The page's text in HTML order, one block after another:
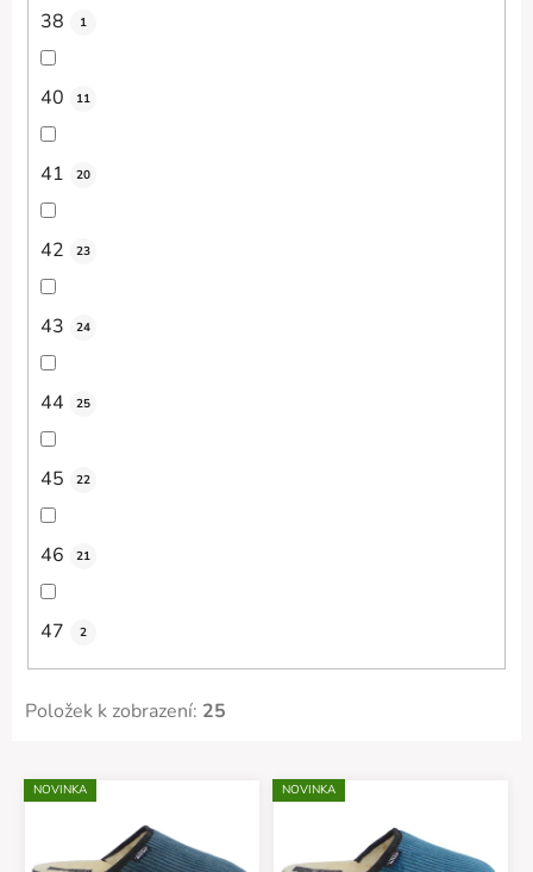
38 1
40 11
41 20
42 23
43 24
44 25
45 22
46 21
47 2
Položek k zobrazení: 25
V
ý
NOVINKA NOVINKA